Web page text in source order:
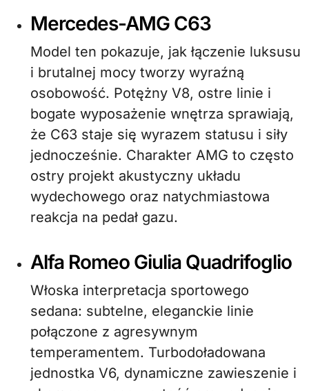
Mercedes-AMG C63
Model ten pokazuje, jak łączenie luksusu
i brutalnej mocy tworzy wyraźną
osobowość. Potężny V8, ostre linie i
bogate wyposażenie wnętrza sprawiają,
że C63 staje się wyrazem statusu i siły
jednocześnie. Charakter AMG to często
ostry projekt akustyczny układu
wydechowego oraz natychmiastowa
reakcja na pedał gazu.
Alfa Romeo Giulia Quadrifoglio
Włoska interpretacja sportowego
sedana: subtelne, eleganckie linie
połączone z agresywnym
temperamentem. Turbodoładowana
jednostka V6, dynamiczne zawieszenie i